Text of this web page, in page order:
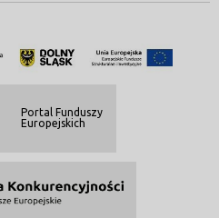
Portal Funduszy
Europejskich